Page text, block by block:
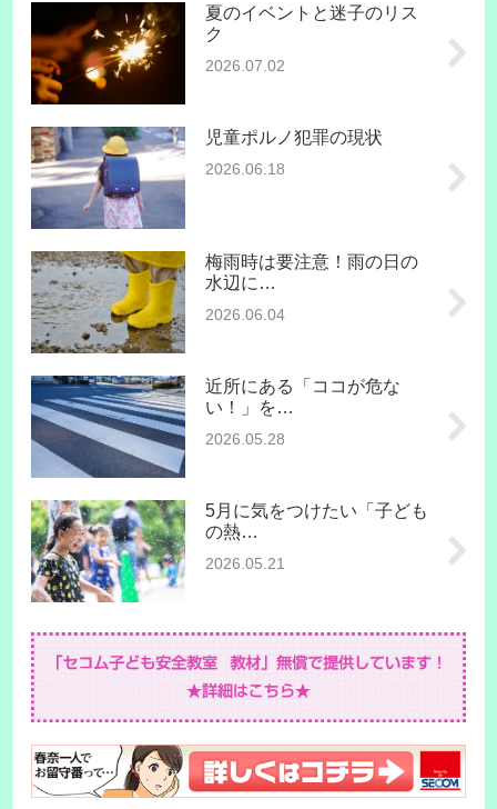
夏のイベントと迷子のリス
ク
2026.07.02
児童ポルノ犯罪の現状
2026.06.18
梅雨時は要注意！雨の日の
水辺に…
2026.06.04
近所にある「ココが危な
い！」を…
2026.05.28
5月に気をつけたい「子ども
の熱…
2026.05.21